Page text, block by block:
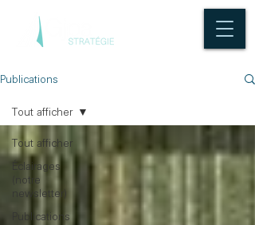
Publications
Tout afficher
Éclairages
(notre
newsletter)
Publications
Tout afficher